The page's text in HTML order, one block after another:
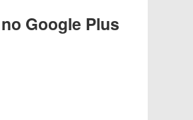
Google Plus